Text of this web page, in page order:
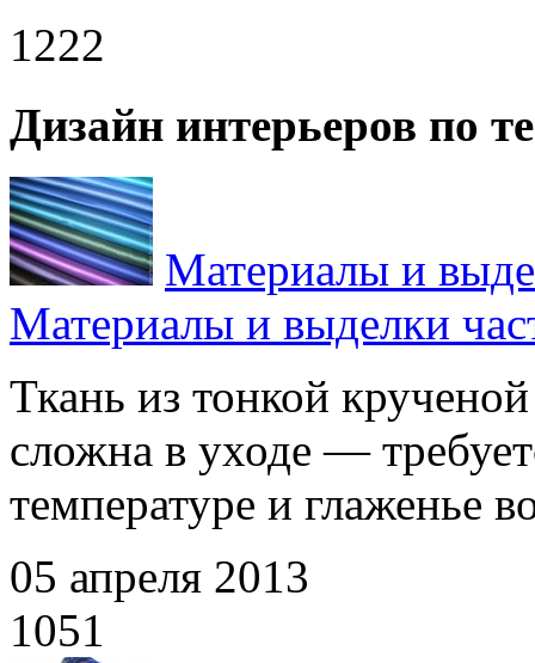
1222
Дизайн интерьеров по
Материалы и
Материалы и выделки
Ткань из тонкой
сложна в уходе —
температуре и глаженье
05 апреля 2013
1051